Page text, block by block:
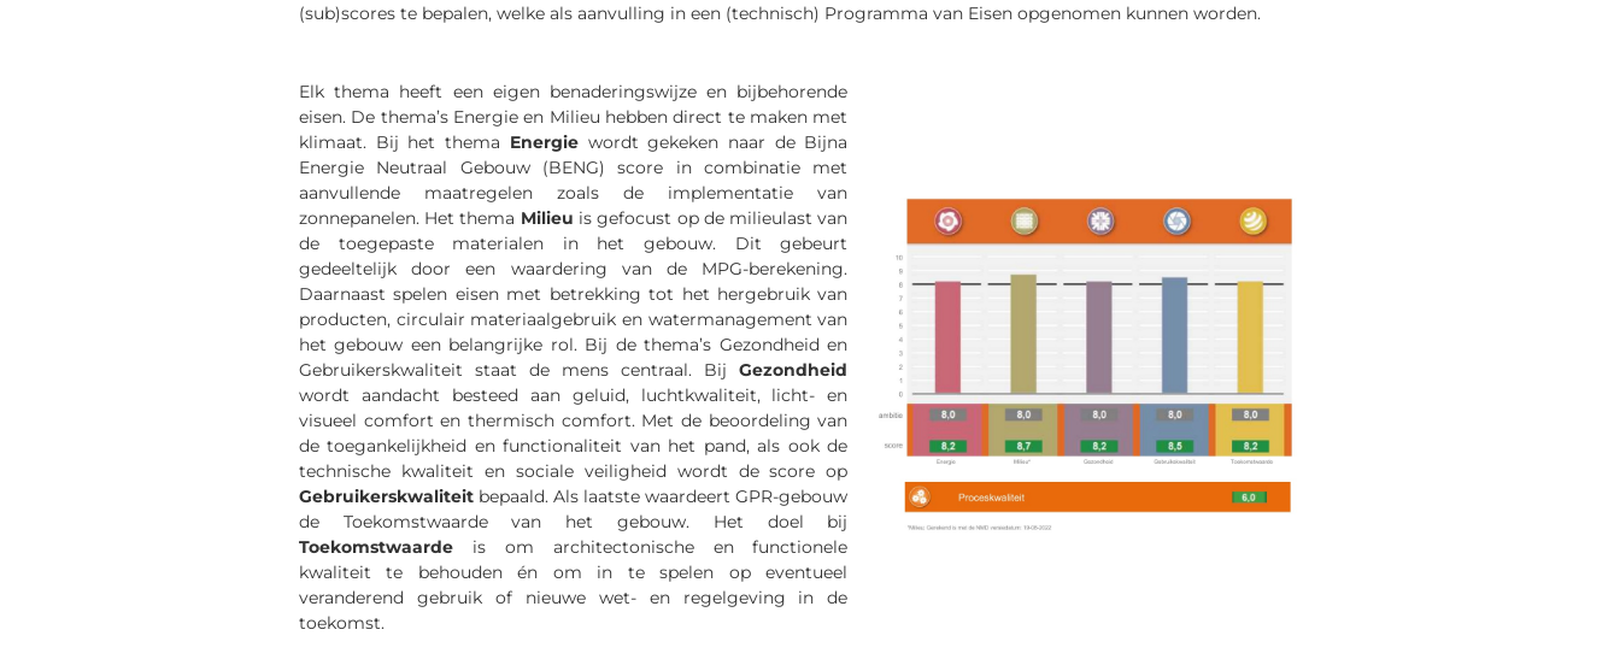
(sub)scores te bepalen, welke als aanvulling in een (technisch) Programma van Eisen opgenomen kunnen worden.
Elk thema heeft een eigen benaderingswijze en bijbehorende
eisen. De thema’s Energie en Milieu hebben direct te maken met
klimaat. Bij het thema Energiewordt gekeken naar de Bijna
Energie Neutraal Gebouw (BENG) score in combinatie met
aanvullende maatregelen zoals de implementatie van
zonnepanelen. Het thema Milieu is gefocust op de milieulast van
de toegepaste materialen in het gebouw. Dit gebeurt
gedeeltelijk door een waardering van de MPG-berekening.
Daarnaast spelen eisen met betrekking tot het hergebruik van
producten, circulair materiaalgebruik en watermanagement van
het gebouw een belangrijke rol. Bij de thema’s Gezondheid en
Gebruikerskwaliteit staat de mens centraal. BijGezondheid
wordt aandacht besteed aan geluid, luchtkwaliteit, licht- en
visueel comfort en thermisch comfort. Met de beoordeling van
de toegankelijkheid en functionaliteit van het pand, als ook de
technische kwaliteit en sociale veiligheid wordt de score op
Gebruikerskwaliteitbepaald. Als laatste waardeert GPR-gebouw
de Toekomstwaarde van het gebouw. Het doel bij
Toekomstwaardeis om architectonische en functionele
kwaliteit te behouden én om in te spelen op eventueel
veranderend gebruik of nieuwe wet- en regelgeving in de
toekomst.